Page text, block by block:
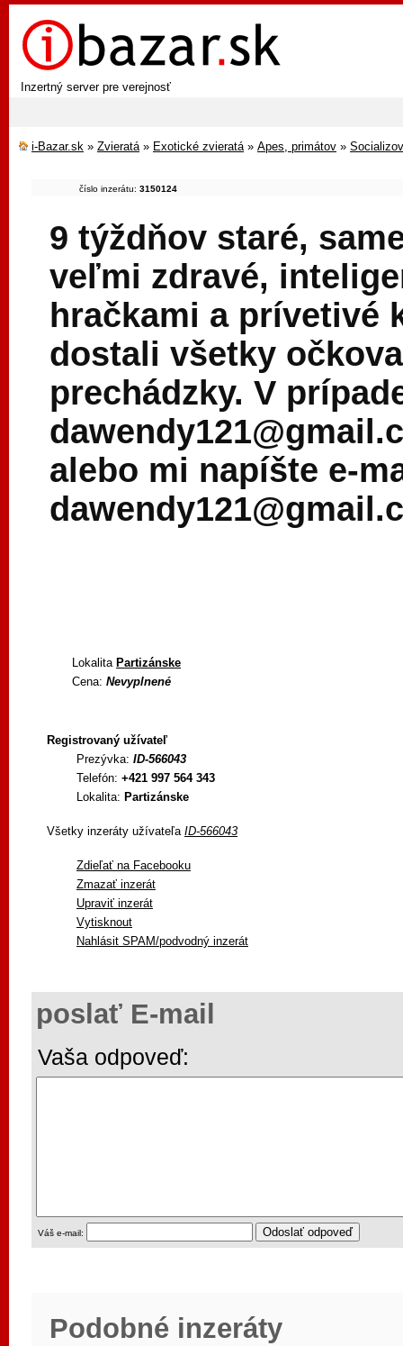
Inzertný server pre verejnosť
i-Bazar.sk » Zvieratá» Exotické zvieratá» Apes, primátov »
číslo inzerátu: 3150124
9 týždňov staré,
veľmi zdravé,
hračkami a prívetivé
dostali všetky
prechádzky. V
alebo mi napíšte e-
Lokalita Partizánske
Cena: Nevyplnené
Registrovaný užívateľ
Prezývka: ID-566043
Telefón: +421 997 564 343
Lokalita: Partizánske
Všetky inzeráty užívateľa ID-566043
Zdieľať na Facebooku
Zmazať inzerát
Upraviť inzerát
Vytisknout
Nahlásit SPAM/podvodný inzerát
poslať E-mail
Vaša odpoveď:
Váš e-mail:
Podobné inzeráty